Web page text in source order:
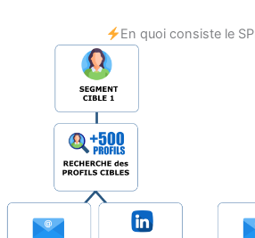
En quoi consiste le